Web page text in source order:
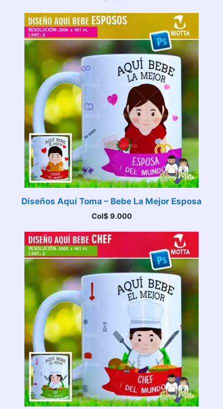
Diseños Aquí Toma – Bebe La Mejor Esposa
Col$ 9.000